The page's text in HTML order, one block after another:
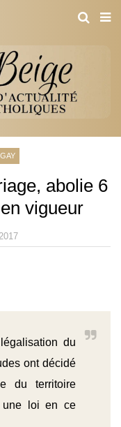
abolie 6
vigueur
du
ont décidé
du territoire
une loi en ce